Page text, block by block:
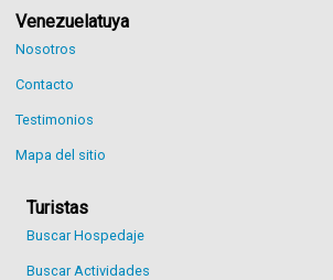
Venezuelatuya
Nosotros
Contacto
Testimonios
Mapa del sitio
Turistas
Buscar Hospedaje
Buscar Actividades